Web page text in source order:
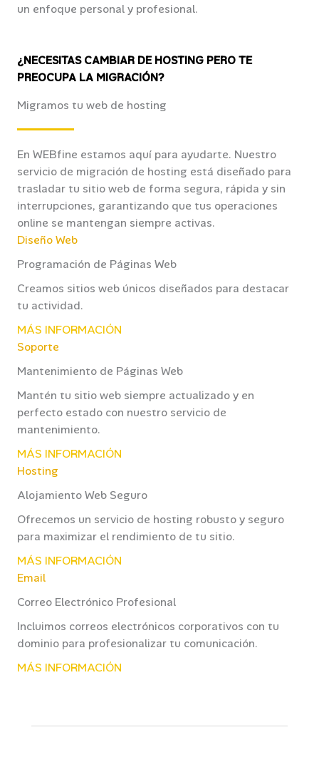
un enfoque personal y profesional.
¿NECESITAS CAMBIAR DE HOSTING PERO TE
PREOCUPA LA MIGRACIÓN?
Migramos tu web de hosting
En WEBfine estamos aquí para ayudarte. Nuestro
servicio de migración de hosting está diseñado para
trasladar tu sitio web de forma segura, rápida y sin
interrupciones, garantizando que tus operaciones
online se mantengan siempre activas.
Diseño Web
Programación de Páginas Web
Creamos sitios web únicos diseñados para destacar
tu actividad.
MÁS INFORMACIÓN
Soporte
Mantenimiento de Páginas Web
Mantén tu sitio web siempre actualizado y en
perfecto estado con nuestro servicio de
mantenimiento.
MÁS INFORMACIÓN
Hosting
Alojamiento Web Seguro
Ofrecemos un servicio de hosting robusto y seguro
para maximizar el rendimiento de tu sitio.
MÁS INFORMACIÓN
Email
Correo Electrónico Profesional
Incluimos correos electrónicos corporativos con tu
dominio para profesionalizar tu comunicación.
MÁS INFORMACIÓN